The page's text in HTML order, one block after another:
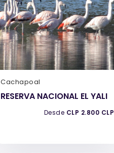
Cachapoal
RESERVA NACIONAL EL YALI
Desde CLP 2.800 CLP